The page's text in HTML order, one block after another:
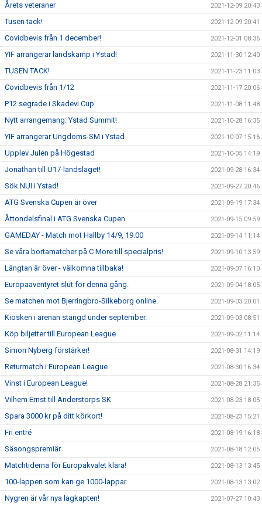
Årets veteraner 2021-12-09 20:43
Tusen tack! 2021-12-09 20:41
Covidbevis från 1 december! 2021-12-01 08:36
YIF arrangerar landskamp i Ystad! 2021-11-30 12:40
TUSEN TACK! 2021-11-23 11:03
Covidbevis från 1/12 2021-11-17 20:06
P12 segrade i Skadevi Cup 2021-11-08 11:48
Nytt arrangemang: Ystad Summit! 2021-10-28 16:35
YIF arrangerar Ungdoms-SM i Ystad 2021-10-07 15:16
Upplev Julen på Högestad 2021-10-05 14:19
Jonathan till U17-landslaget! 2021-09-28 16:34
Sök NUI i Ystad! 2021-09-27 20:46
ATG Svenska Cupen är över 2021-09-19 17:34
Åttondelsfinal i ATG Svenska Cupen 2021-09-15 09:59
GAMEDAY - Match mot Hallby 14/9, 19.00 2021-09-14 11:14
Se våra bortamatcher på C More till specialpris! 2021-09-10 13:59
Längtan är över - välkomna tillbaka! 2021-09-07 16:10
Europaäventyret slut för denna gång. 2021-09-04 18:05
Se matchen mot Bjerringbro-Silkeborg online. 2021-09-03 20:01
Kiosken i arenan stängd under september. 2021-09-03 08:51
Köp biljetter till European League 2021-09-02 11:14
Simon Nyberg förstärker! 2021-08-31 14:19
Returmatch i European League 2021-08-30 16:34
Vinst i European League! 2021-08-28 21:35
Vilhem Ernst till Anderstorps SK 2021-08-23 18:05
Spara 3000 kr på ditt körkort! 2021-08-23 15:21
Fri entré 2021-08-19 16:18
Säsongspremiär 2021-08-18 12:05
Matchtiderna för Europakvalet klara! 2021-08-13 13:45
100-lappen som kan ge 1000-lappar 2021-08-13 13:02
Nygren är vår nya lagkapten! 2021-07-27 10:43